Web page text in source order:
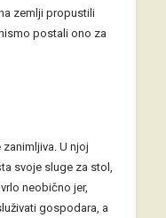
zemlji propustili
postali ono za
U njoj
svoje sluge za stol,
neobično jer,
gospodara, a